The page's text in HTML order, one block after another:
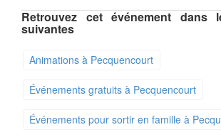
Retrouvez cet événement dans
suivantes
Animations à Pecquencourt
Événements gratuits à Pecquencourt
Événements pour sortir en famille à